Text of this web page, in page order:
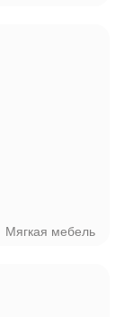
Мягкая мебель